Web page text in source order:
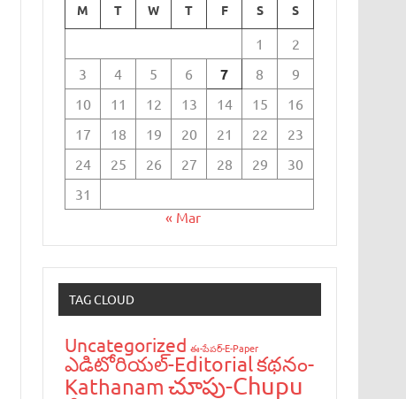
M T W T F S S
1
2
3
4 5 6 7 8
9
10
11 12 13 14 15
16
17
18 19 20 21 22
23
24
25 26 27 28 29
30
31
« Mar
TAG CLOUD
Uncategorized ఈ-పేప‌ర్-E-Paper
ఎడిటోరియ‌ల్-Editorialక‌థ‌నం-
Kathanam చూపు-Chupu